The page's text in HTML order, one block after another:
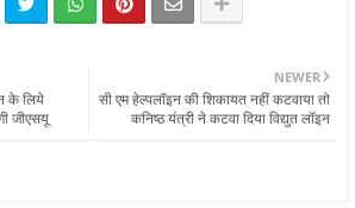
NEWER
सी एम हेल्पलॉइन की शिकायत नहीं कटवाया तो
कनिष्ठ यंत्री ने कटवा दिया विद्युत लॉइन
के लिये
जीएसयू